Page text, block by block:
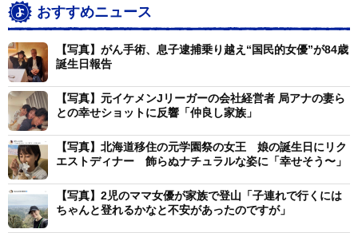
おすすめニュース
【写真】がん手術、息子逮捕乗り越え“国民的女優”が84歳
誕生日報告
【写真】元イケメンJリーガーの会社経営者 局アナの妻ら
との幸せショットに反響「仲良し家族」
【写真】北海道移住の元学園祭の女王 娘の誕生日にリク
エストディナー 飾らぬナチュラルな姿に「幸せそう〜」
【写真】2児のママ女優が家族で登山「子連れで行くには
ちゃんと登れるかなと不安があったのですが」